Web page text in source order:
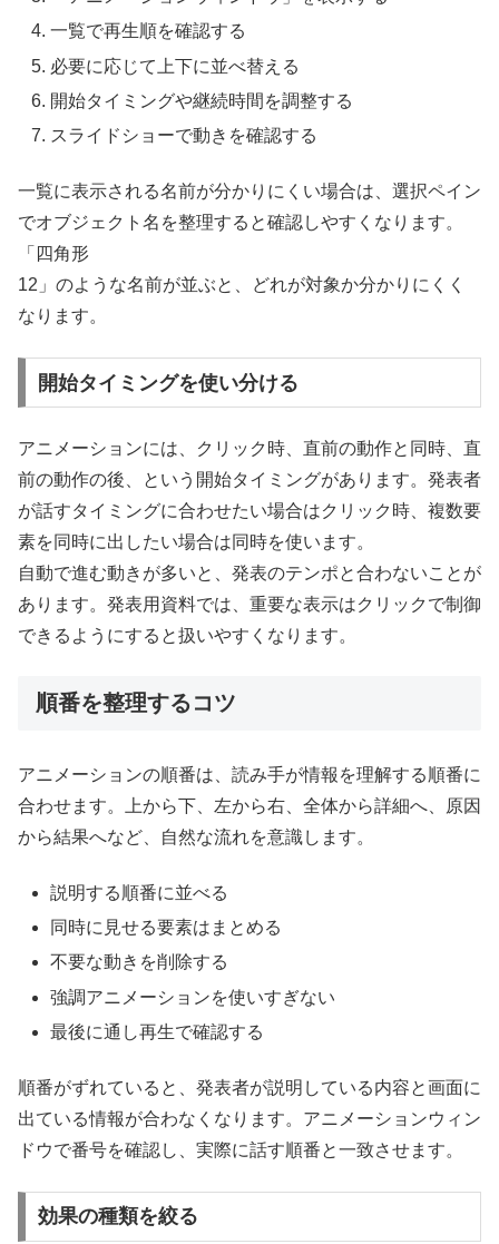
一覧で再生順を確認する
必要に応じて上下に並べ替える
開始タイミングや継続時間を調整する
スライドショーで動きを確認する
一覧に表示される名前が分かりにくい場合は、選択ペイン
でオブジェクト名を整理すると確認しやすくなります。
「四角形
12」のような名前が並ぶと、どれが対象か分かりにくく
なります。
開始タイミングを使い分ける
アニメーションには、クリック時、直前の動作と同時、直
前の動作の後、という開始タイミングがあります。発表者
が話すタイミングに合わせたい場合はクリック時、複数要
素を同時に出したい場合は同時を使います。
自動で進む動きが多いと、発表のテンポと合わないことが
あります。発表用資料では、重要な表示はクリックで制御
できるようにすると扱いやすくなります。
順番を整理するコツ
アニメーションの順番は、読み手が情報を理解する順番に
合わせます。上から下、左から右、全体から詳細へ、原因
から結果へなど、自然な流れを意識します。
説明する順番に並べる
同時に見せる要素はまとめる
不要な動きを削除する
強調アニメーションを使いすぎない
最後に通し再生で確認する
順番がずれていると、発表者が説明している内容と画面に
出ている情報が合わなくなります。アニメーションウィン
ドウで番号を確認し、実際に話す順番と一致させます。
効果の種類を絞る